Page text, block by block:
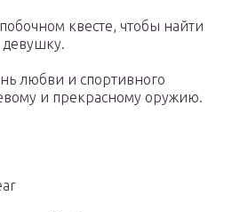
квесте, чтобы найти
любви и спортивного
и прекрасному оружию.